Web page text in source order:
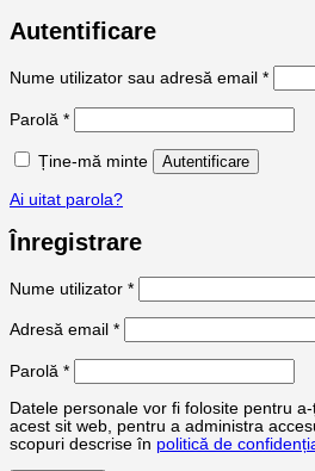
Autentificare
Nume utilizator sau adresă email *
Parolă *Obligatoriu
Ține-mă minte Autentificare
Ai uitat parola?
Înregistrare
Nume utilizator *Obligatoriu
Adresă email *Obligatoriu
Parolă *Obligatoriu
Datele personale vor fi folosite pentru
acest sit web, pentru a administra
scopuri descrise în politică de